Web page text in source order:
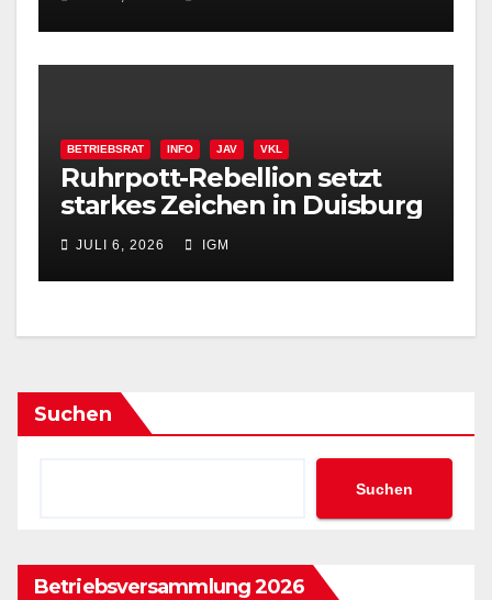
BETRIEBSRAT INFO JAV VKL
Ruhrpott-Rebellion setzt
starkes Zeichen in Duisburg
JULI 6, 2026 IGM
Suchen
Suchen
Betriebsversammlung 2026